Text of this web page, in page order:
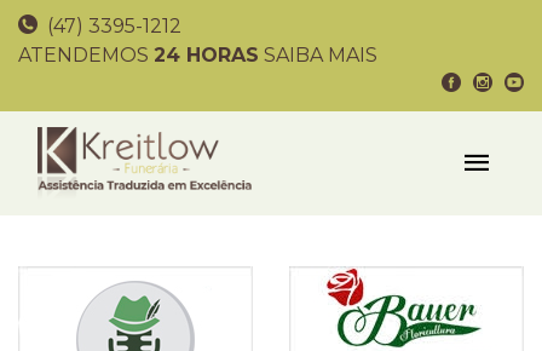
(47) 3395-1212
ATENDEMOS 24 HORAS SAIBA MAIS